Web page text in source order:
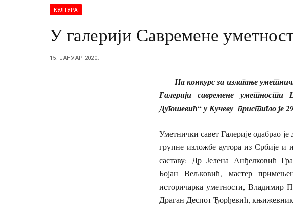
КУЛТУРА
У галерији Савремене
15. ЈАНУАР 2020.
На конкурс за излагање
Галерији савремене
Дугошевић“ у Кучеву пристигло је
Уметнички савет Галерије одабрао је
групне изложбе аутора из Србије и
саставу: Др Јелена Анђелковић
Бојан Вељковић, мастер
историчарка уметности, Владимир
Драган Деспот Ђорђевић,